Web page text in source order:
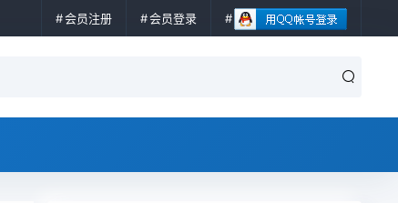
会员注册 会员登录